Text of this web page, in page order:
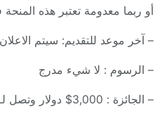
أو ربما معدومة تعتبر هذه
– آخر موعد للتقديم: سيتم
– الرسوم : لا شيء مدرج
– الجائزة : 3,000$ دولار وتصل لـ 10,000$ دولار امريكي.